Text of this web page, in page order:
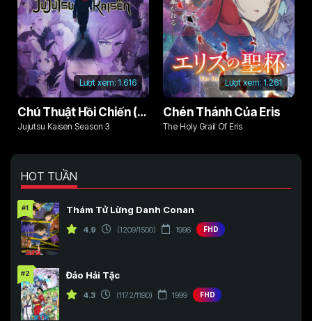
Lượt xem: 1.616
Chú Thuật Hồi Chiến (Phần 3)
Jujutsu Kaisen Season 3
Lượt xem: 1.261
Chén Thánh Của Eris
The Holy Grail Of Eris
HOT TUẦN
#1 Thám Tử Lừng Danh Conan
4.9 (1209/1500) 1996 FHD
#2 Đảo Hải Tặc
4.3 (1172/1190) 1999 FHD